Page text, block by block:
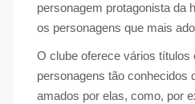
personagem protagonista da
os personagens que mais
O clube oferece vários títulos
personagens tão conhecidos
amados por elas, como, por